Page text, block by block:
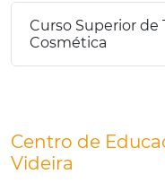
Curso Superior de
Cosmética
Centro de
Videira